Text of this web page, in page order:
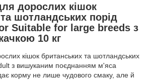
дорослих кішок
шотландських порід
Suitable for large breeds з
10 кг
кішок британських та шотландських
з вишуканим поєднанням м'яса
корму не лише чудового смаку, але й